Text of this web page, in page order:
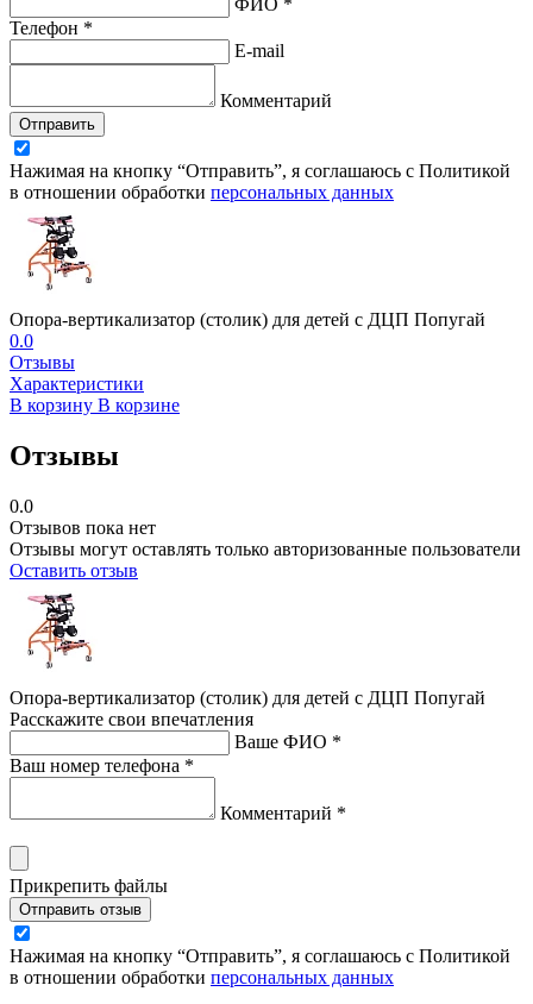
ФИО *
Телефон *
E-mail
Комментарий
Отправить
Нажимая на кнопку “Отправить”, я соглашаюсь с Политикой
в отношении обработки персональных данных
Опора-вертикализатор (столик) для детей с ДЦП Попугай
0.0
Отзывы
Характеристики
В корзину В корзине
Отзывы
0.0
Отзывов пока нет
Отзывы могут оставлять только авторизованные пользователи
Оставить отзыв
Опора-вертикализатор (столик) для детей с ДЦП Попугай
Расскажите свои впечатления
Ваше ФИО *
Ваш номер телефона *
Комментарий *
Прикрепить файлы
Отправить отзыв
Нажимая на кнопку “Отправить”, я соглашаюсь с Политикой
в отношении обработки персональных данных